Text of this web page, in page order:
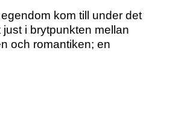
kom till under det
i brytpunkten mellan
och romantiken; en